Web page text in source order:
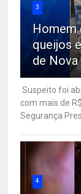
3
Homem
queijos
de Nova
Suspeito foi
com mais de
Segurança
4